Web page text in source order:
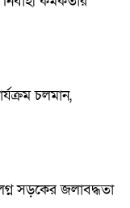
চলমান,
সড়কের জলাবদ্ধতা